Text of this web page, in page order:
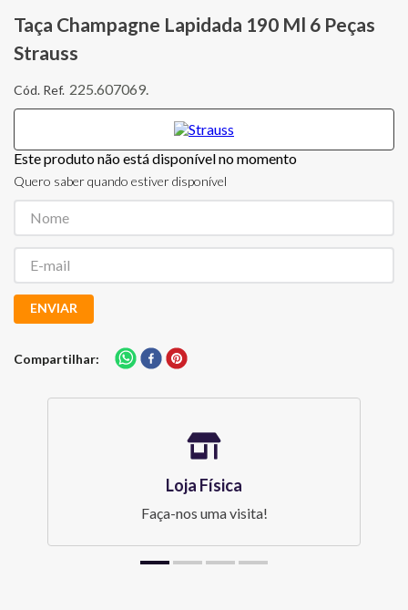
Taça Champagne Lapidada 190 Ml 6 Peças
Strauss
225.607069.
Este produto não está disponível no momento
Quero saber quando estiver disponível
ENVIAR
Compartilhar
Loja Física
Faça-nos uma visita!